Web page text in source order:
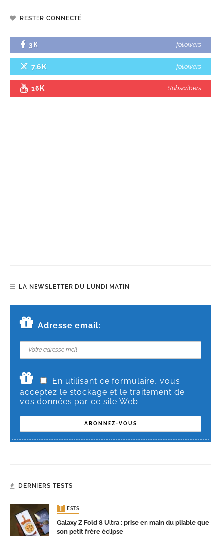
RESTER CONNECTÉ
3K followers
7.6K followers
16K Subscribers
LA NEWSLETTER DU LUNDI MATIN
Adresse email:
En utilisant ce formulaire, vous
acceptez le stockage et le traitement de
vos données par ce site Web.
DERNIERS TESTS
TESTS
Galaxy Z Fold 8 Ultra : prise en main du pliable que
son petit frère éclipse